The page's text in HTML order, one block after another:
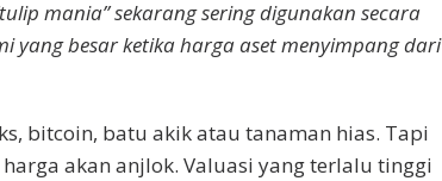
mania” sekarang sering digunakan secara
yang besar ketika harga aset menyimpang dari
bitcoin, batu akik atau tanaman hias. Tapi
akan anjlok. Valuasi yang terlalu tinggi